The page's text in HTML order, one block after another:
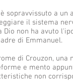
sopravvissuto a
il sistema
Dio non ha avuto
di Emmanuel.
di Crouzon,
e mento
non